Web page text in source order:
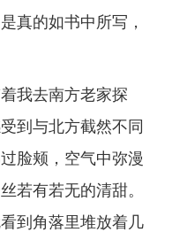
真的如书中所写，
我去南方老家探
到与北方截然不同
脸颊，空气中弥漫
若有若无的清甜。
到角落里堆放着几